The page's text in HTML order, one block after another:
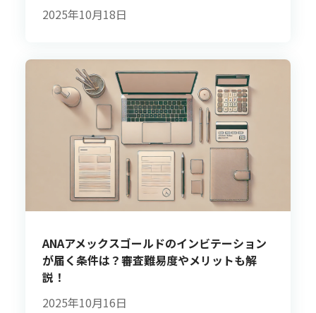
2025年10月18日
ANAアメックスゴールドのインビテーション
が届く条件は？審査難易度やメリットも解
説！
2025年10月16日